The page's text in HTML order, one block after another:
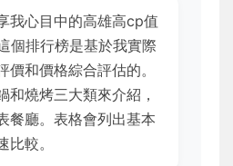
我心目中的高雄高cp值
個排行榜是基於我實際
價和價格綜合評估的。
和燒烤三大類來介紹，
餐廳。表格會列出基本
較。